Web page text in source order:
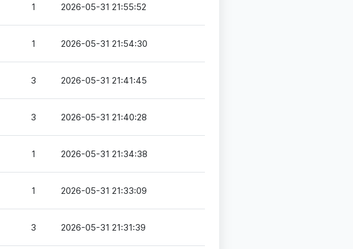
1 2026-05-31 21:55:52
1 2026-05-31 21:54:30
3 2026-05-31 21:41:45
3 2026-05-31 21:40:28
1 2026-05-31 21:34:38
1 2026-05-31 21:33:09
3 2026-05-31 21:31:39